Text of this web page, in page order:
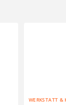
WERKSTATT &